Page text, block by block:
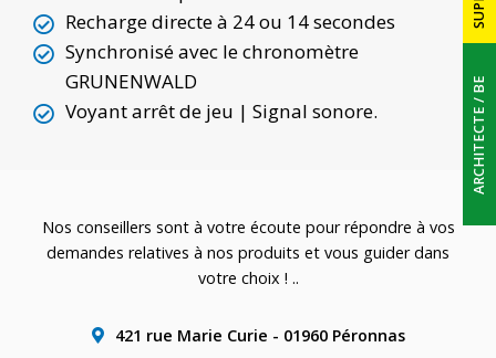
ÉCRANS VIDÉO LEDS
RÉFÉRENCES
Recharge directe à 24 ou 14 secondes
Synchronisé avec le chronomètre
GRUNENWALD
Voyant arrêt de jeu | Signal sonore.
Nos conseillers sont à votre écoute pour répondre à vos
demandes relatives à nos produits et vous guider dans
votre choix ! ..
421 rue Marie Curie - 01960 Péronnas
ARCHITECTE / BE